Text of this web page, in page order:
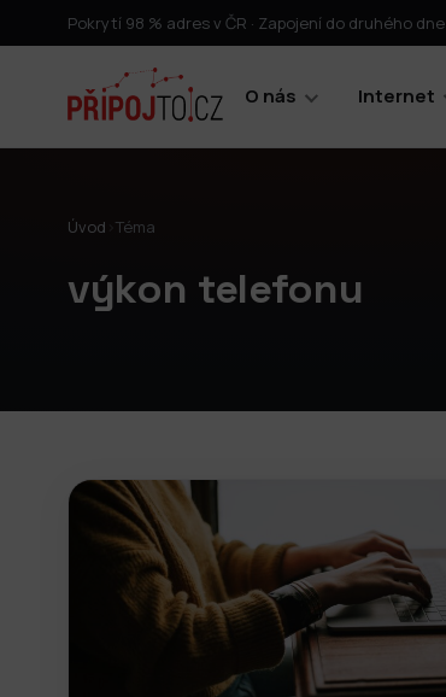
Pokrytí 98 % adres v ČR · Zapojení do druhého dne
O nás Internet
Úvod Téma
výkon telefonu